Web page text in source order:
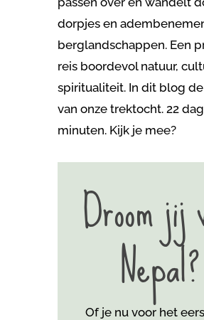
dorpjes en
berglandschappen. Een
reis boordevol natuur,
spiritualiteit. In dit blog
van onze trektocht. 22
minuten. Kijk je mee?
Droom jij
Nepal?
Of je nu voor het